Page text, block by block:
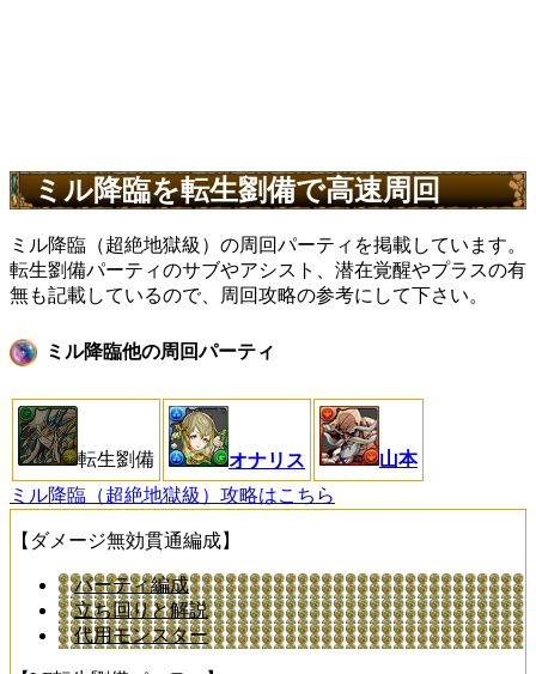
ミル降臨を転生劉備で高速周回
ミル降臨（超絶地獄級）の周回パーティを掲載しています。
転生劉備パーティのサブやアシスト、潜在覚醒やプラスの有
無も記載しているので、周回攻略の参考にして下さい。
ミル降臨他の周回パーティ
転生劉備 オナリス
山本
ミル降臨（超絶地獄級）攻略はこちら
【ダメージ無効貫通編成】
パーティ編成
立ち回りと解説
代用モンスター